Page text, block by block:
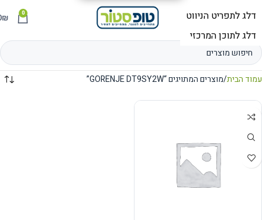
תפריט 0
₪
עמוד הבית מוצרים המתויגים “GORENJE DT9SY2W”